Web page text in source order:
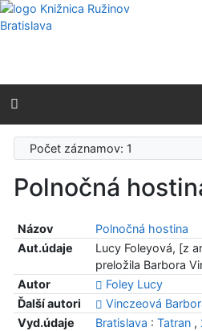
Prejsť na obsah
Prejsť na menu
Prehlásenie o webovej
Počet záznamov: 1
Polnočná
Názov
Polnočná hostina
Aut.údaje
Lucy Foleyová, [z
preložila Barbora
Autor
Foley Lucy
Ďalší autori
Vinczeová
Vyd.údaje
Bratislava : Tatran,